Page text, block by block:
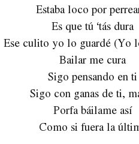
Estaba loco por
Es que tú ‘tás dura
Ese culito yo lo guardé (Yo
Bailar me cura
Sigo pensando en ti
Sigo con ganas de ti,
Porfa báilame así
Como si fuera la